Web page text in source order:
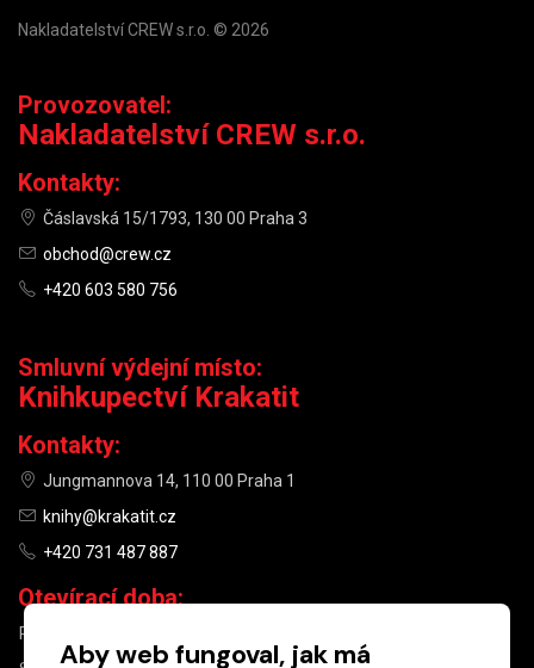
Nakladatelství CREW s.r.o. © 2026
Provozovatel:
Nakladatelství CREW s.r.o.
Kontakty:
Čáslavská 15/1793, 130 00 Praha 3
obchod@crew.cz
+420 603 580 756
Smluvní výdejní místo:
Knihkupectví Krakatit
Kontakty:
Jungmannova 14, 110 00 Praha 1
knihy@krakatit.cz
+420 731 487 887
Otevírací doba:
PO–PÁ
Aby web fungoval, jak má